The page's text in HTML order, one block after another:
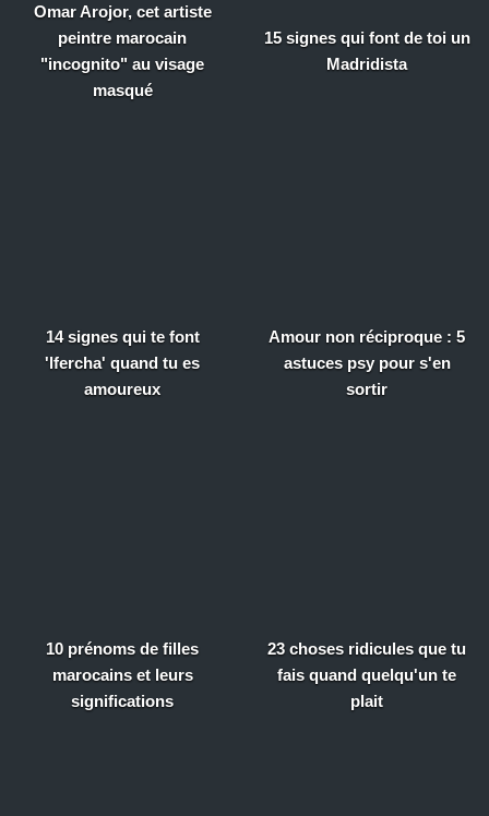
Omar Arojor, cet artiste
peintre marocain
"incognito" au visage
masqué
15 signes qui font de toi un
Madridista
14 signes qui te font
'lfercha' quand tu es
amoureux
Amour non réciproque : 5
astuces psy pour s'en
sortir
10 prénoms de filles
marocains et leurs
significations
23 choses ridicules que tu
fais quand quelqu'un te
plait